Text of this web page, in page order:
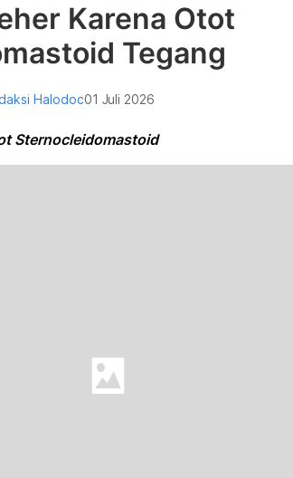
Karena Otot
Tegang
Halodoc01 Juli 2026
Sternocleidomastoid